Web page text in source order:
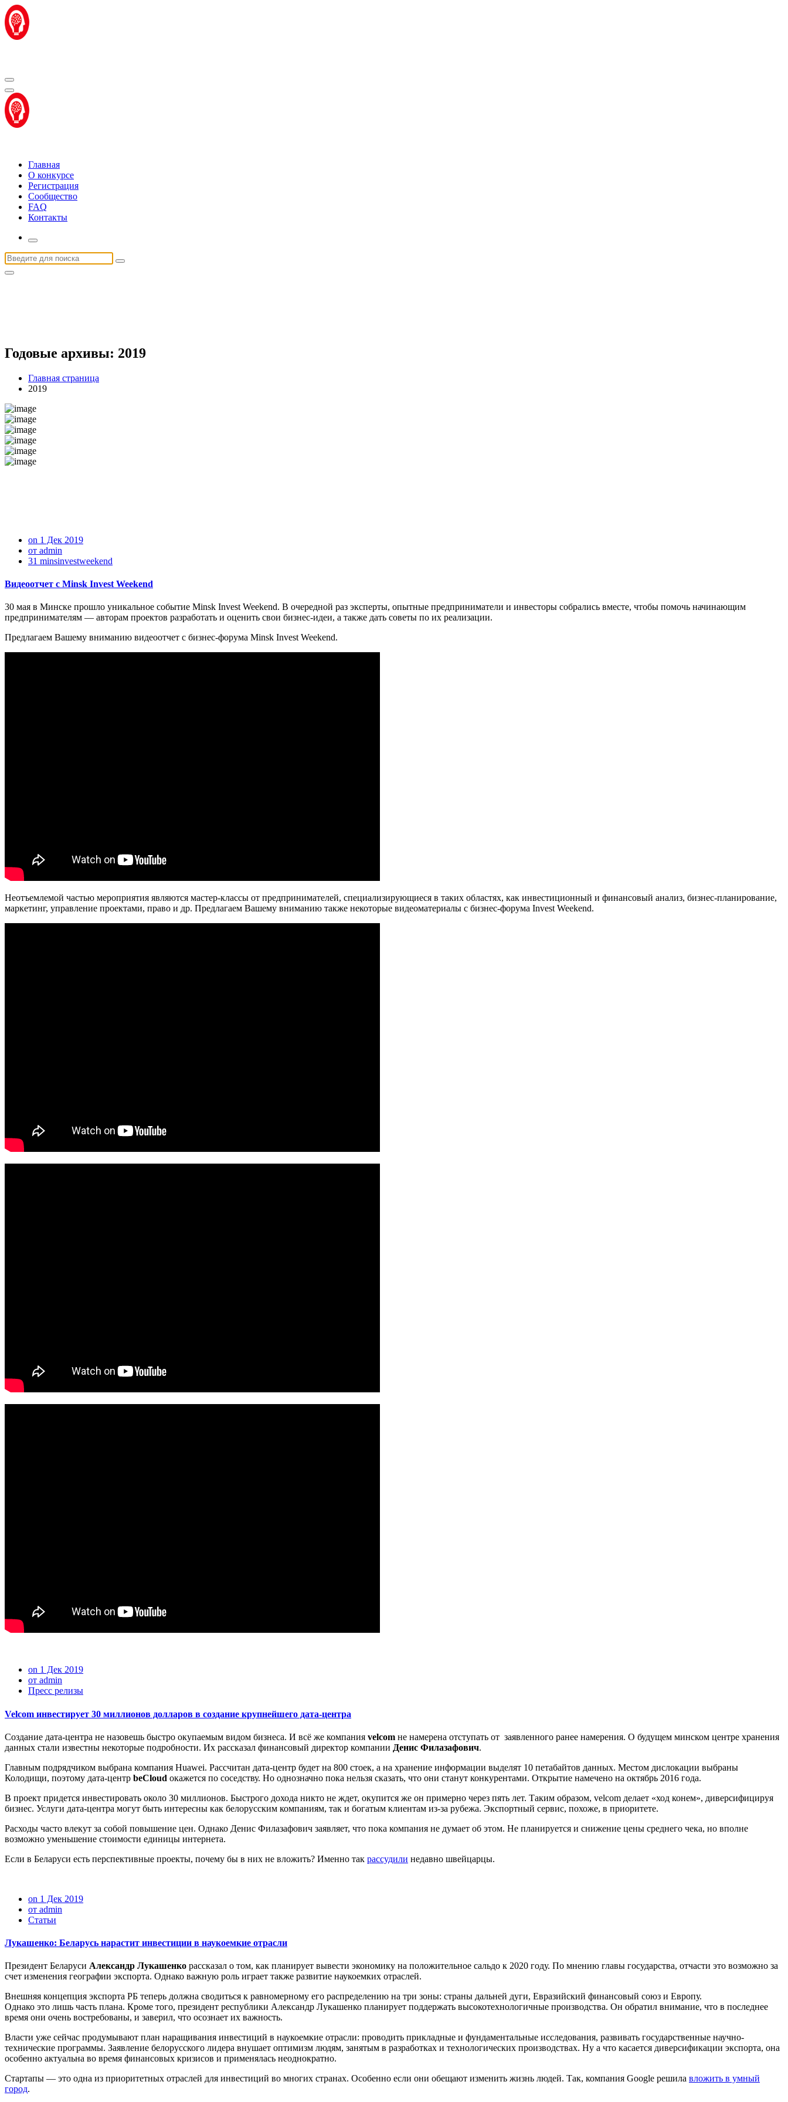
Перейти
к
содержимому
Главная
О конкурсе
Регистрация
Сообщество
FAQ
Контакты
Искать:
Годовые архивы: 2019
Главная страница
2019
on 1 Дек 2019
от admin
31 minsinvestweekend
Видеоотчет с Minsk Invest Weekend
30 мая в Минске прошло уникальное событие Minsk Invest Weekend. В очередной раз эксперты, опытные предприниматели и инвесторы собрались вместе, чтобы помочь начинающим
предпринимателям — авторам проектов разработать и оценить свои бизнес-идеи, а также дать советы по их реализации.
Предлагаем Вашему вниманию видеоотчет с бизнес-форума Minsk Invest Weekend.
Неотъемлемой частью мероприятия являются мастер-классы от предпринимателей, специализирующиеся в таких областях, как инвестиционный и финансовый анализ, бизнес-планирование,
маркетинг, управление проектами, право и др. Предлагаем Вашему вниманию также некоторые видеоматериалы с бизнес-форума Invest Weekend.
on 1 Дек 2019
от admin
Пресс релизы
Velcom инвестирует 30 миллионов долларов в создание крупнейшего дата-центра
Создание дата-центра не назовешь быстро окупаемым видом бизнеса. И всё же компания velcom не намерена отступать от заявленного ранее намерения. О будущем минском центре хранения
данных стали известны некоторые подробности. Их рассказал финансовый директор компании Денис Филазафович.
Главным подрядчиком выбрана компания Huawei. Рассчитан дата-центр будет на 800 стоек, а на хранение информации выделят 10 петабайтов данных. Местом дислокации выбраны
Колодищи, поэтому дата-центр beCloud окажется по соседству. Но однозначно пока нельзя сказать, что они станут конкурентами. Открытие намечено на октябрь 2016 года.
В проект придется инвестировать около 30 миллионов. Быстрого дохода никто не ждет, окупится же он примерно через пять лет. Таким образом, velcom делает «ход конем», диверсифицируя
бизнес. Услуги дата-центра могут быть интересны как белорусским компаниям, так и богатым клиентам из-за рубежа. Экспортный сервис, похоже, в приоритете.
Расходы часто влекут за собой повышение цен. Однако Денис Филазафович заявляет, что пока компания не думает об этом. Не планируется и снижение цены среднего чека, но вполне
возможно уменьшение стоимости единицы интернета.
Если в Беларуси есть перспективные проекты, почему бы в них не вложить? Именно так рассудили недавно швейцарцы.
on 1 Дек 2019
от admin
Статьи
Лукашенко: Беларусь нарастит инвестиции в наукоемкие отрасли
Президент Беларуси Александр Лукашенко рассказал о том, как планирует вывести экономику на положительное сальдо к 2020 году. По мнению главы государства, отчасти это возможно за
счет изменения географии экспорта. Однако важную роль играет также развитие наукоемких отраслей.
Внешняя концепция экспорта РБ теперь должна сводиться к равномерному его распределению на три зоны: страны дальней дуги, Евразийский финансовый союз и Европу.
Однако это лишь часть плана. Кроме того, президент республики Александр Лукашенко планирует поддержать высокотехнологичные производства. Он обратил внимание, что в последнее
время они очень востребованы, и заверил, что осознает их важность.
Власти уже сейчас продумывают план наращивания инвестиций в наукоемкие отрасли: проводить прикладные и фундаментальные исследования, развивать государственные научно-
технические программы. Заявление белорусского лидера внушает оптимизм людям, занятым в разработках и технологических производствах. Ну а что касается диверсификации экспорта, она
особенно актуальна во время финансовых кризисов и применялась неоднократно.
Стартапы — это одна из приоритетных отраслей для инвестиций во многих странах. Особенно если они обещают изменить жизнь людей. Так, компания Google решила вложить в умный
город.